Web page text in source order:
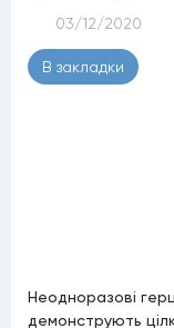
03/12/2020
В закладки
Неодноразові
демонструють